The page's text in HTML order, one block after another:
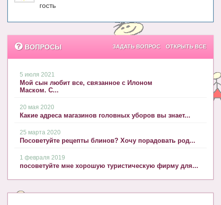
О проекте
гость
ВОПРОСЫ ОТКРЫТЬ ВСЕ
ЗАДАТЬ ВОПРОС
5 июля 2021
Мой сын любит все, связанное с Илоном
Маском. С...
20 мая 2020
Какие адреса магазинов головных уборов вы знает...
25 марта 2020
Посоветуйте рецепты блинов? Хочу порадовать род...
1 февраля 2019
посоветуйте мне хорошую туристическую фирму для...